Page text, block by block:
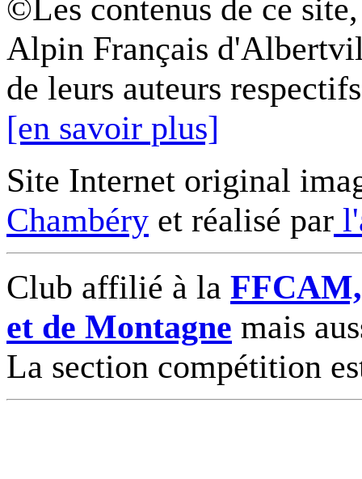
©Les contenus de ce
Alpin Français
de leurs auteurs
[en savoir plus]
Site Internet original
Chambéry et réalisé par
Club affilié à la
et de Montagne mais
La section compétition